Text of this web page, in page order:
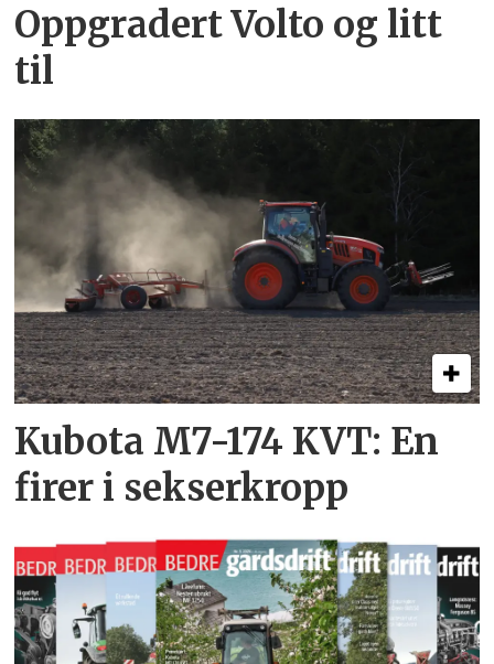
Oppgradert Volto og litt
til
Kubota M7-174 KVT: En
firer i sekserkropp